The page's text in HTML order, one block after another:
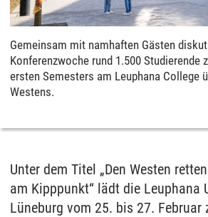
Gemeinsam mit namhaften Gästen
Konferenzwoche rund 1.500 Studierende
ersten Semesters am Leuphana College
Westens.
Unter dem Titel „Den Westen
am Kipppunkt“ lädt die Leuphana
Lüneburg vom 25. bis 27. Februar